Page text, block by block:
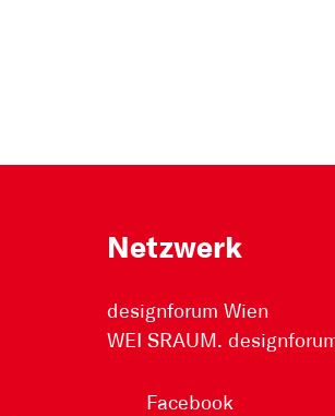
Netzwerk
designforum Wien
WEI SRAUM.
Facebook